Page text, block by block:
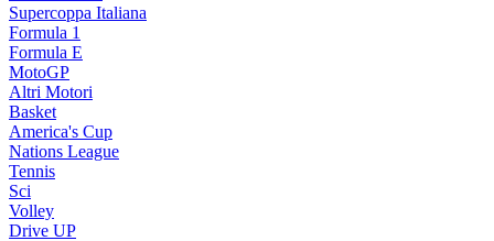
Supercoppa Italiana
Formula 1
Formula E
MotoGP
Altri Motori
Basket
America's Cup
Nations League
Tennis
Sci
Volley
Drive UP